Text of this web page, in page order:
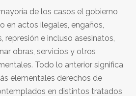
de los casos el gobierno
en actos ilegales, engaños,
represión e incluso asesinatos,
obras, servicios y otros
Todo lo anterior significa
elementales derechos de
en distintos tratados